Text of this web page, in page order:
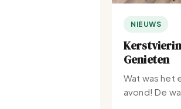
NIEUWS
Genieten
Wat was het
avond! De